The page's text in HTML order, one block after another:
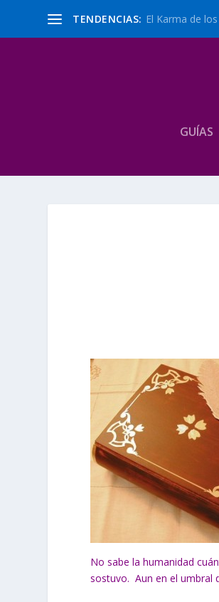
TENDENCIAS: El Karma de
GUÍAS
No sabe la humanidad
sostuvo. Aun en el umbral